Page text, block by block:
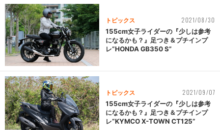
トピックス 2021/08/30
155cm女子ライダーの『少しは参考
になるかも？』足つき＆プチインプ
レ“HONDA GB350 S”
トピックス 2021/09/07
155cm女子ライダーの『少しは参考
になるかも？』足つき＆プチインプ
レ“KYMCO X-TOWN CT125”